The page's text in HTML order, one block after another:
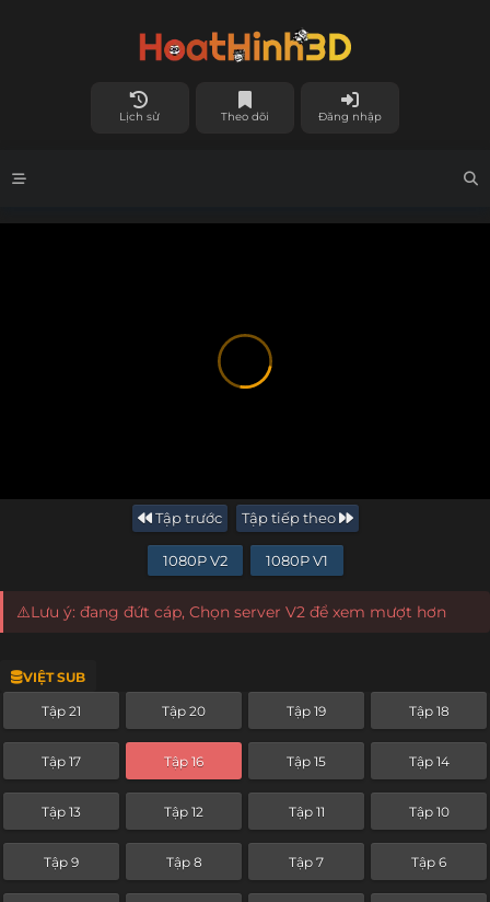
Lịch sử Theo dõi Đăng nhập
Tập trước Tập tiếp theo
1080P V2 1080P V1
⚠️Lưu ý: đang đứt cáp, Chọn server V2 để xem mượt hơn
VIỆT SUB
Tập 21 Tập 20 Tập 19 Tập 18
Tập 17 Tập 16 Tập 15 Tập 14
Tập 13 Tập 12 Tập 11 Tập 10
Tập 9 Tập 8 Tập 7 Tập 6